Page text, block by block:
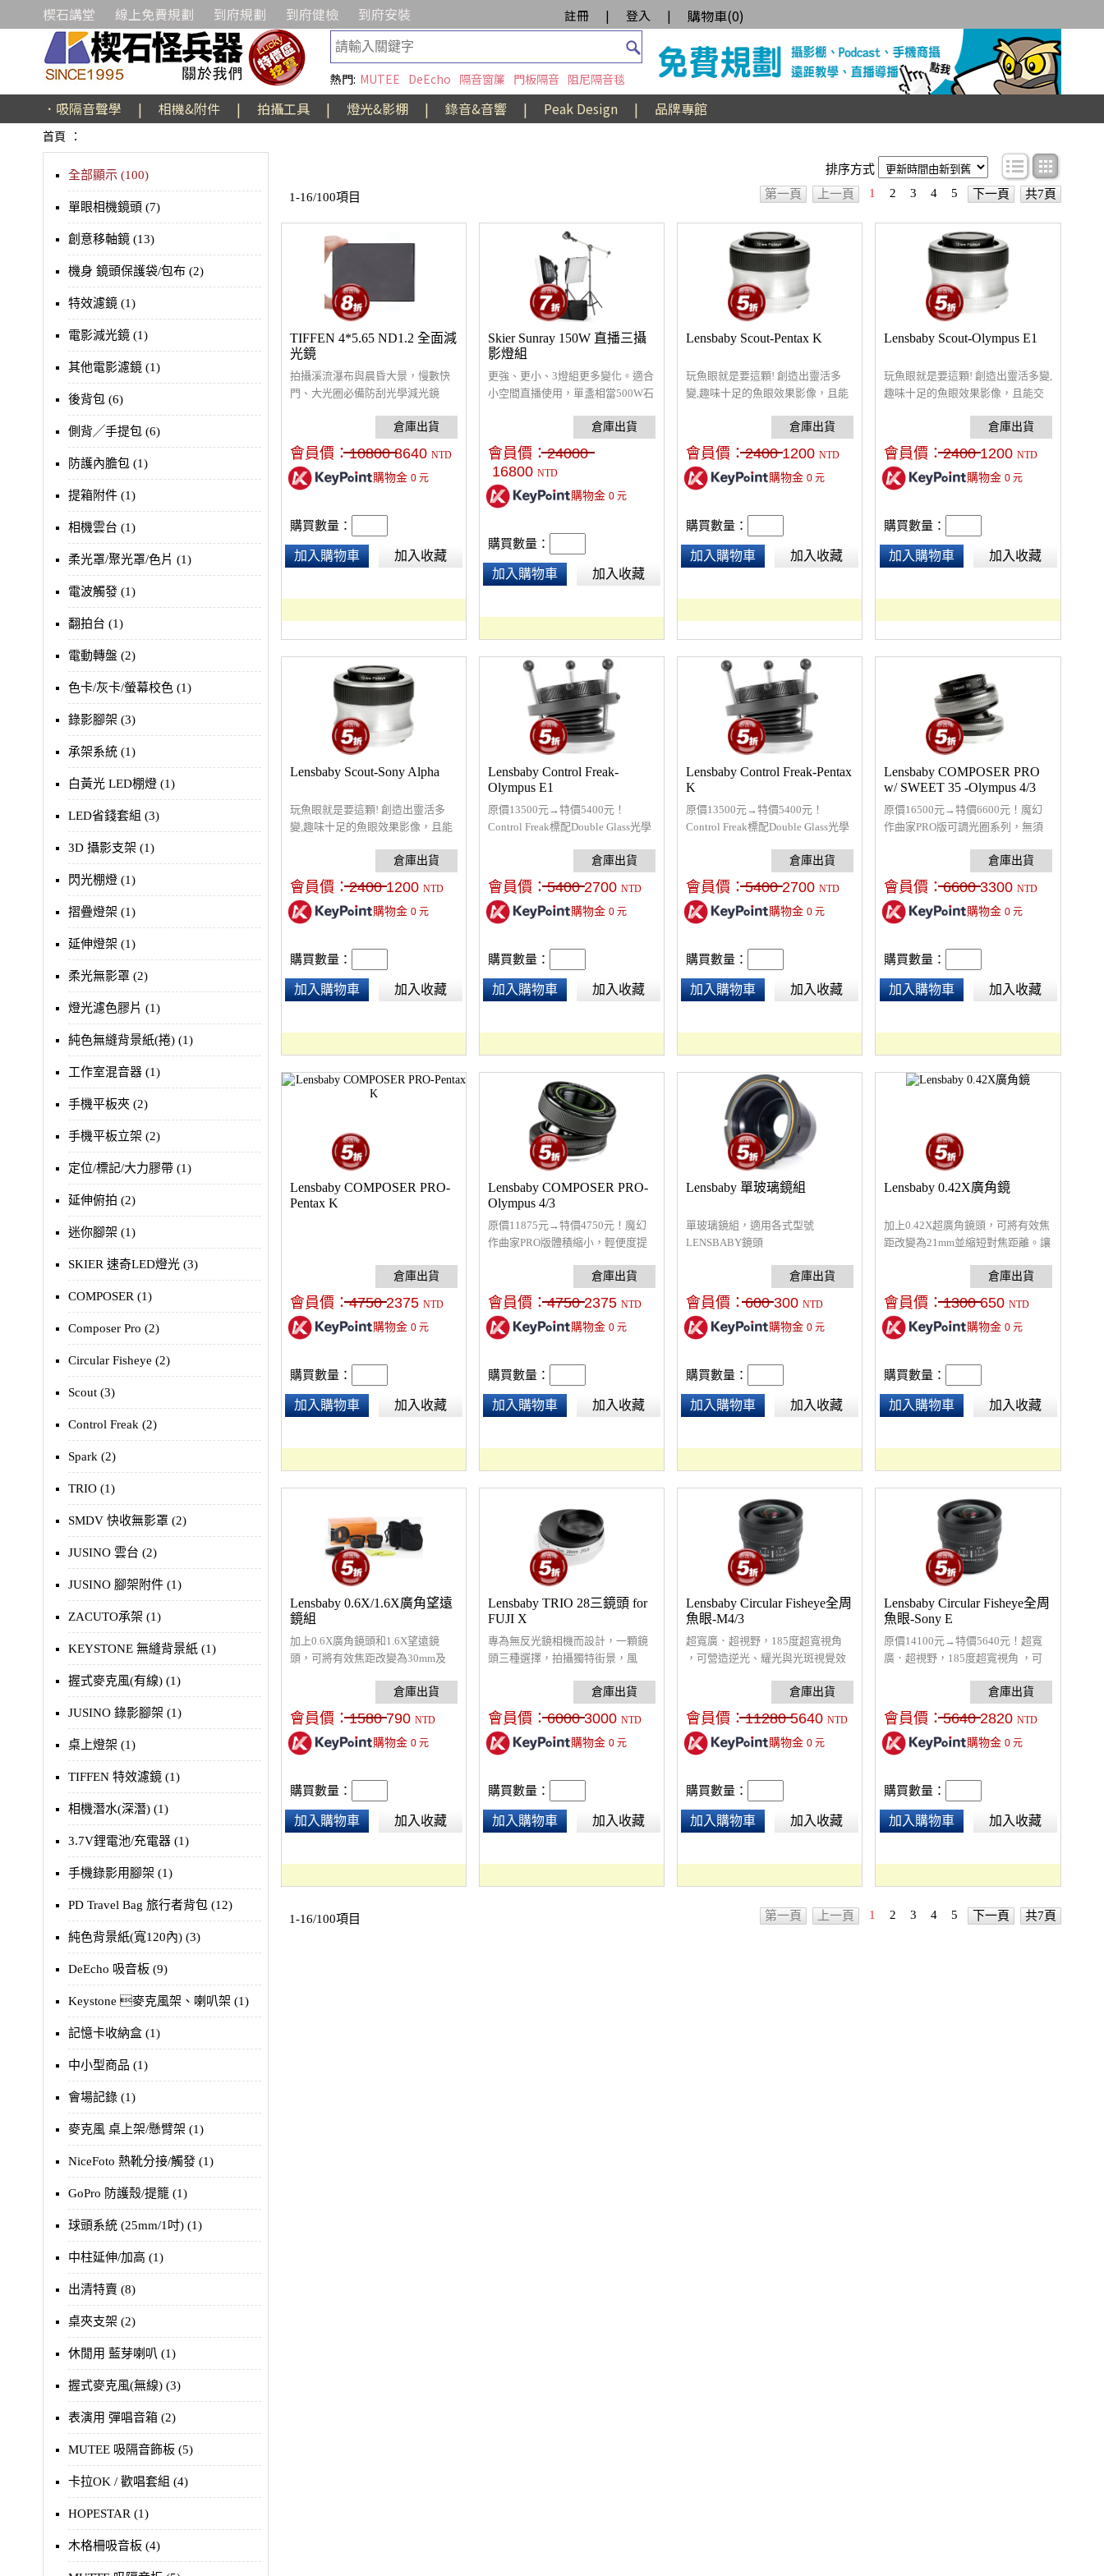
楔石講堂 線上免費規劃 到府規劃 到府健檢 到府安裝 註冊 | 登入 | 購物車(0)
熱門: MUTEE DeEcho 隔音窗簾 門板隔音 阻尼隔音毯
．吸隔音聲學 | 相機&附件 | 拍攝工具 | 燈光&影棚 | 錄音&音響 | Peak Design | 品牌專館
首頁 ：
全部顯示 (100)
單眼相機鏡頭 (7)
創意移軸鏡 (13)
機身 鏡頭保護袋/包布 (2)
特效濾鏡 (1)
電影減光鏡 (1)
其他電影濾鏡 (1)
後背包 (6)
側背╱手提包 (6)
防護內膽包 (1)
提箱附件 (1)
相機雲台 (1)
柔光罩/聚光罩/色片 (1)
電波觸發 (1)
翻拍台 (1)
電動轉盤 (2)
色卡/灰卡/螢幕校色 (1)
錄影腳架 (3)
承架系統 (1)
白黃光 LED棚燈 (1)
LED省錢套組 (3)
3D 攝影支架 (1)
閃光棚燈 (1)
摺疊燈架 (1)
延伸燈架 (1)
柔光無影罩 (2)
燈光濾色膠片 (1)
純色無縫背景紙(捲) (1)
工作室混音器 (1)
手機平板夾 (2)
手機平板立架 (2)
定位/標記/大力膠帶 (1)
延伸俯拍 (2)
迷你腳架 (1)
SKIER 速奇LED燈光 (3)
COMPOSER (1)
Composer Pro (2)
Circular Fisheye (2)
Scout (3)
Control Freak (2)
Spark (2)
TRIO (1)
SMDV 快收無影罩 (2)
JUSINO 雲台 (2)
JUSINO 腳架附件 (1)
ZACUTO承架 (1)
KEYSTONE 無縫背景紙 (1)
握式麥克風(有線) (1)
JUSINO 錄影腳架 (1)
桌上燈架 (1)
TIFFEN 特效濾鏡 (1)
相機潛水(深潛) (1)
3.7V鋰電池/充電器 (1)
手機錄影用腳架 (1)
PD Travel Bag 旅行者背包 (12)
純色背景紙(寬120內) (3)
DeEcho 吸音板 (9)
Keystone 麥克風架、喇叭架 (1)
記憶卡收納盒 (1)
中小型商品 (1)
會場記錄 (1)
麥克風 桌上架/懸臂架 (1)
NiceFoto 熱靴分接/觸發 (1)
GoPro 防護殼/提籠 (1)
球頭系統 (25mm/1吋) (1)
中柱延伸/加高 (1)
出清特賣 (8)
桌夾支架 (2)
休閒用 藍芽喇叭 (1)
握式麥克風(無線) (3)
表演用 彈唱音箱 (2)
MUTEE 吸隔音飾板 (5)
卡拉OK / 歡唱套組 (4)
HOPESTAR (1)
木格柵吸音板 (4)
排序方式
條目顯示
1-16/100項目 第一頁 上一頁 1 2 3 4 5 下一頁 共7頁
TIFFEN 4*5.65 ND1.2 全面減
光鏡
拍攝溪流瀑布與晨昏大景，慢數快
門、大光圈必備防刮光學減光鏡
會員價：10800 8640 NTD
購物金 0元
購買數量：
加入購物車 加入收藏
Skier Sunray 150W 直播三攝
影燈組
更強、更小、3燈組更多變化。適合
小空間直播使用，單盞相當500W石
珠的LED燈具。因採用COB集成晶
片LED ，較一般燈珠型更高亮度，
體積相對減少。
會員價：24000
16800 NTD
購物金 0元
購買數量：
加入購物車 加入收藏
Lensbaby Scout-Pentax K
玩魚眼就是要這顆! 創造出靈活多
變,趣味十足的魚眼效果影像，且能
會員價：2400 1200 NTD
購物金 0元
購買數量：
加入購物車 加入收藏
Lensbaby Scout-Olympus E1
玩魚眼就是要這顆! 創造出靈活多變,
趣味十足的魚眼效果影像，且能交
會員價：2400 1200 NTD
購物金 0元
購買數量：
加入購物車 加入收藏
Lensbaby Scout-Sony Alpha
玩魚眼就是要這顆! 創造出靈活多
變,趣味十足的魚眼效果影像，且能
會員價：2400 1200 NTD
購物金 0元
購買數量：
加入購物車 加入收藏
Lensbaby Control Freak-
Olympus E1
原價13500元→特價5400元！
Control Freak標配Double Glass光學
距50mm，手動對焦，控制狂當道的
時代，控制狂人滿足您掌控一切的
慾望，不能允許自己有失控的狀
態，有條不紊的奔放您無限的創
會員價：5400 2700 NTD
購物金 0元
購買數量：
加入購物車 加入收藏
Lensbaby Control Freak-Pentax
K
原價13500元→特價5400元！
Control Freak標配Double Glass光學
距50mm，手動對焦，控制狂當道的
時代，控制狂人滿足您掌控一切的
慾望，不能允許自己有失控的狀
態，有條不紊的奔放您無限的創
會員價：5400 2700 NTD
購物金 0元
購買數量：
加入購物車 加入收藏
Lensbaby COMPOSER PRO
w/ SWEET 35 -Olympus 4/3
原價16500元→特價6600元！魔幻
作曲家PRO版可調光圈系列，無須
調整光圈大小 ; 此外，專業版體積縮
小，輕便度提升，金屬球體滑順度
及耐用度都提高，讓您調整鏡頭傾
斜角度更加精準。
會員價：6600 3300 NTD
購物金 0元
購買數量：
加入購物車 加入收藏
Lensbaby COMPOSER PRO-
Pentax K
會員價：4750 2375 NTD
購物金 0元
購買數量：
加入購物車 加入收藏
Lensbaby COMPOSER PRO-
Olympus 4/3
原價11875元→特價4750元！魔幻
作曲家PRO版體積縮小，輕便度提
高，讓您調整鏡頭傾斜角度更加精
準。
會員價：4750 2375 NTD
購物金 0元
購買數量：
加入購物車 加入收藏
Lensbaby 單玻璃鏡組
單玻璃鏡組，適用各式型號
LENSBABY鏡頭
會員價：600 300 NTD
購物金 0元
購買數量：
加入購物車 加入收藏
Lensbaby 0.42X廣角鏡
加上0.42X超廣角鏡頭，可將有效焦
距改變為21mm並縮短對焦距離。讓
導--Lensbaby 0.42x Super Wide
Angle外掛超廣角鏡 顛覆你的視
野！
會員價：1300 650 NTD
購物金 0元
購買數量：
加入購物車 加入收藏
Lensbaby 0.6X/1.6X廣角望遠
鏡組
加上0.6X廣角鏡頭和1.6X望遠鏡
頭，可將有效焦距改變為30mm及
會員價：1580 790 NTD
購物金 0元
購買數量：
加入購物車 加入收藏
Lensbaby TRIO 28三鏡頭 for
FUJI X
專為無反光鏡相機而設計，一顆鏡
頭三種選擇，拍攝獨特街景，風
能創造出更多的創意。以APS-C片
幅來計算等效焦距，約為適合速寫
街拍的42mm焦距
會員價：6000 3000 NTD
購物金 0元
購買數量：
加入購物車 加入收藏
Lensbaby Circular Fisheye全周
魚眼-M4/3
超寬廣．超視野，185度超寬視角
，可營造逆光、耀光與光斑視覺效
會員價：11280 5640 NTD
購物金 0元
購買數量：
加入購物車 加入收藏
Lensbaby Circular Fisheye全周
魚眼-Sony E
原價14100元→特價5640元！超寬
廣．超視野，185度超寬視角 ，可
可拍攝極廣視野 ，發揮更多視覺創
意。
會員價：5640 2820 NTD
購物金 0元
購買數量：
加入購物車 加入收藏
1-16/100項目 第一頁 上一頁 1 2 3 4 5 下一頁 共7頁